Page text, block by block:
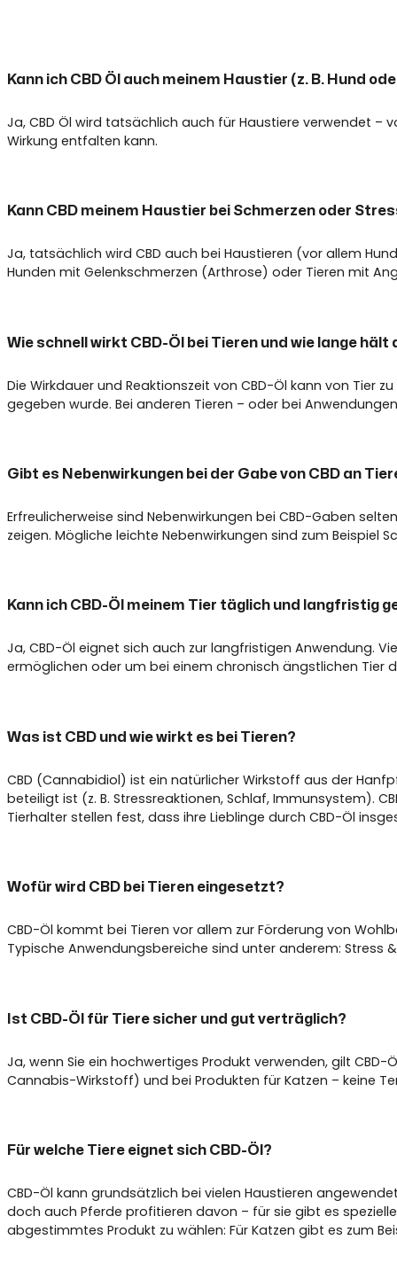
Kann ich CBD Öl auch meinem Haustier (z. B. Hund
Ja, CBD Öl wird tatsächlich auch für Haustiere verwendet –
Wirkung entfalten kann.
Kann CBD meinem Haustier bei Schmerzen oder
Ja, tatsächlich wird CBD auch bei Haustieren (vor allem
Hunden mit Gelenkschmerzen (Arthrose) oder Tieren mit
Wie schnell wirkt CBD-Öl bei Tieren und wie lange hält
Die Wirkdauer und Reaktionszeit von CBD-Öl kann von Tier
gegeben wurde. Bei anderen Tieren – oder bei
Gibt es Nebenwirkungen bei der Gabe von CBD an
Erfreulicherweise sind Nebenwirkungen bei CBD-Gaben
zeigen. Mögliche leichte Nebenwirkungen sind zum Beispiel
Kann ich CBD-Öl meinem Tier täglich und langfristig
Ja, CBD-Öl eignet sich auch zur langfristigen Anwendung.
ermöglichen oder um bei einem chronisch ängstlichen Tier
Was ist CBD und wie wirkt es bei Tieren?
CBD (Cannabidiol) ist ein natürlicher Wirkstoff aus der
beteiligt ist (z. B. Stressreaktionen, Schlaf, Immunsystem).
Tierhalter stellen fest, dass ihre Lieblinge durch CBD-Öl
Wofür wird CBD bei Tieren eingesetzt?
CBD-Öl kommt bei Tieren vor allem zur Förderung von
Typische Anwendungsbereiche sind unter anderem: Stress
Ist CBD-Öl für Tiere sicher und gut verträglich?
Ja, wenn Sie ein hochwertiges Produkt verwenden, gilt
Cannabis-Wirkstoff) und bei Produkten für Katzen – keine
Für welche Tiere eignet sich CBD-Öl?
CBD-Öl kann grundsätzlich bei vielen Haustieren
doch auch Pferde profitieren davon – für sie gibt es
abgestimmtes Produkt zu wählen: Für Katzen gibt es zum